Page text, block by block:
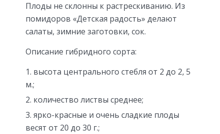
Плоды не склонны к растрескиванию. Из
помидоров «Детская радость» делают
салаты, зимние заготовки, сок.
Описание гибридного сорта:
высота центрального стебля от 2 до 2, 5
м.;
количество листвы среднее;
ярко-красные и очень сладкие плоды
весят от 20 до 30 г.;